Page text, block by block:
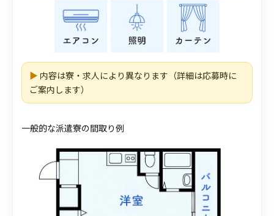
▶ 内容は寮・求人により異なります（詳細は応募時に
ご案内します）
一般的な派遣寮の間取り例